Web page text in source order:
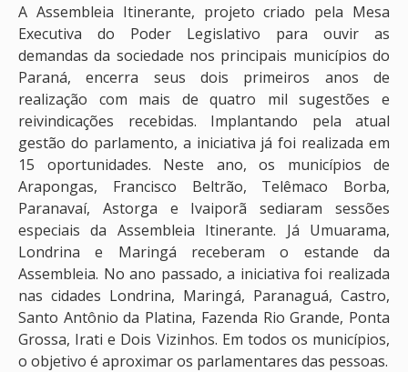
A Assembleia Itinerante, projeto criado pela Mesa
Executiva do Poder Legislativo para ouvir as
demandas da sociedade nos principais municípios do
Paraná, encerra seus dois primeiros anos de
realização com mais de quatro mil sugestões e
reivindicações recebidas. Implantando pela atual
gestão do parlamento, a iniciativa já foi realizada em
15 oportunidades. Neste ano, os municípios de
Arapongas, Francisco Beltrão, Telêmaco Borba,
Paranavaí, Astorga e Ivaiporã sediaram sessões
especiais da Assembleia Itinerante. Já Umuarama,
Londrina e Maringá receberam o estande da
Assembleia. No ano passado, a iniciativa foi realizada
nas cidades Londrina, Maringá, Paranaguá, Castro,
Santo Antônio da Platina, Fazenda Rio Grande, Ponta
Grossa, Irati e Dois Vizinhos. Em todos os municípios,
o objetivo é aproximar os parlamentares das pessoas.